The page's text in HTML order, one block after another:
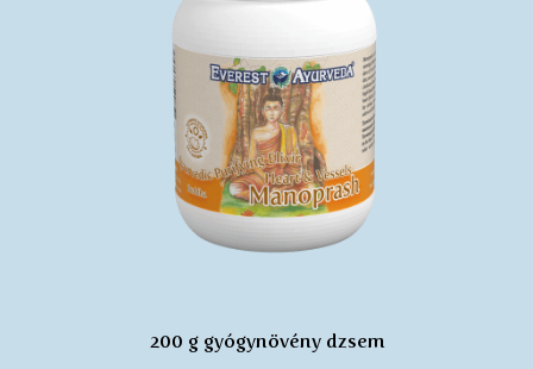
200 g gyógynövény dzsem